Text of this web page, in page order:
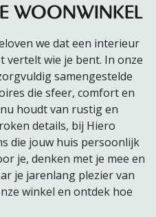
WOONWINKEL
we dat een interieur
vertelt wie je bent. In onze
samengestelde
die sfeer, comfort en
houdt van rustig en
details, bij Hiero
die jouw huis persoonlijk
je, denken met je mee en
je jarenlang plezier van
winkel en ontdek hoe